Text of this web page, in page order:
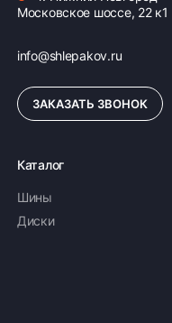
Московское шоссе, 22 к1
info@shlepakov.ru
ЗАКАЗАТЬ ЗВОНОК
Каталог
Шины
Диски